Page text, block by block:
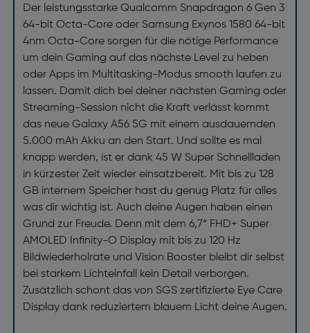
Der leistungsstarke Qualcomm Snapdragon 6 Gen 3
64-bit Octa-Core oder Samsung Exynos 1580 64-bit
4nm Octa-Core sorgen für die nötige Performance
um dein Gaming auf das nächste Level zu heben
oder Apps im Multitasking-Modus smooth laufen zu
lassen. Damit dich bei deiner nächsten Gaming oder
Streaming-Session nicht die Kraft verlässt kommt
das neue Galaxy A56 5G mit einem ausdauernden
5.000 mAh Akku an den Start. Und sollte es mal
knapp werden, ist er dank 45 W Super Schnellladen
in kürzester Zeit wieder einsatzbereit. Mit bis zu 128
GB internem Speicher hast du genug Platz für alles
was dir wichtig ist. Auch deine Augen haben einen
Grund zur Freude. Denn mit dem 6,7“ FHD+ Super
AMOLED Infinity-O Display mit bis zu 120 Hz
Bildwiederholrate und Vision Booster bleibt dir selbst
bei starkem Lichteinfall kein Detail verborgen.
Zusätzlich schont das von SGS zertifizierte Eye Care
Display dank reduziertem blauem Licht deine Augen.